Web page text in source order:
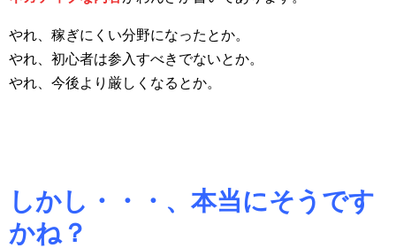
やれ、稼ぎにくい分野になったとか。
やれ、初心者は参入すべきでないとか。
やれ、今後より厳しくなるとか。
しかし・・・、本当にそうです
かね？